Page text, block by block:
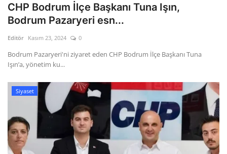
CHP Bodrum İlçe Başkanı Tuna Işın,
Bodrum Pazaryeri esn...
Editör Kasım 23, 2024 0
Bodrum Pazaryeri'ni ziyaret eden CHP Bodrum İlçe Başkanı Tuna
Işın’a, yönetim ku...
Siyaset